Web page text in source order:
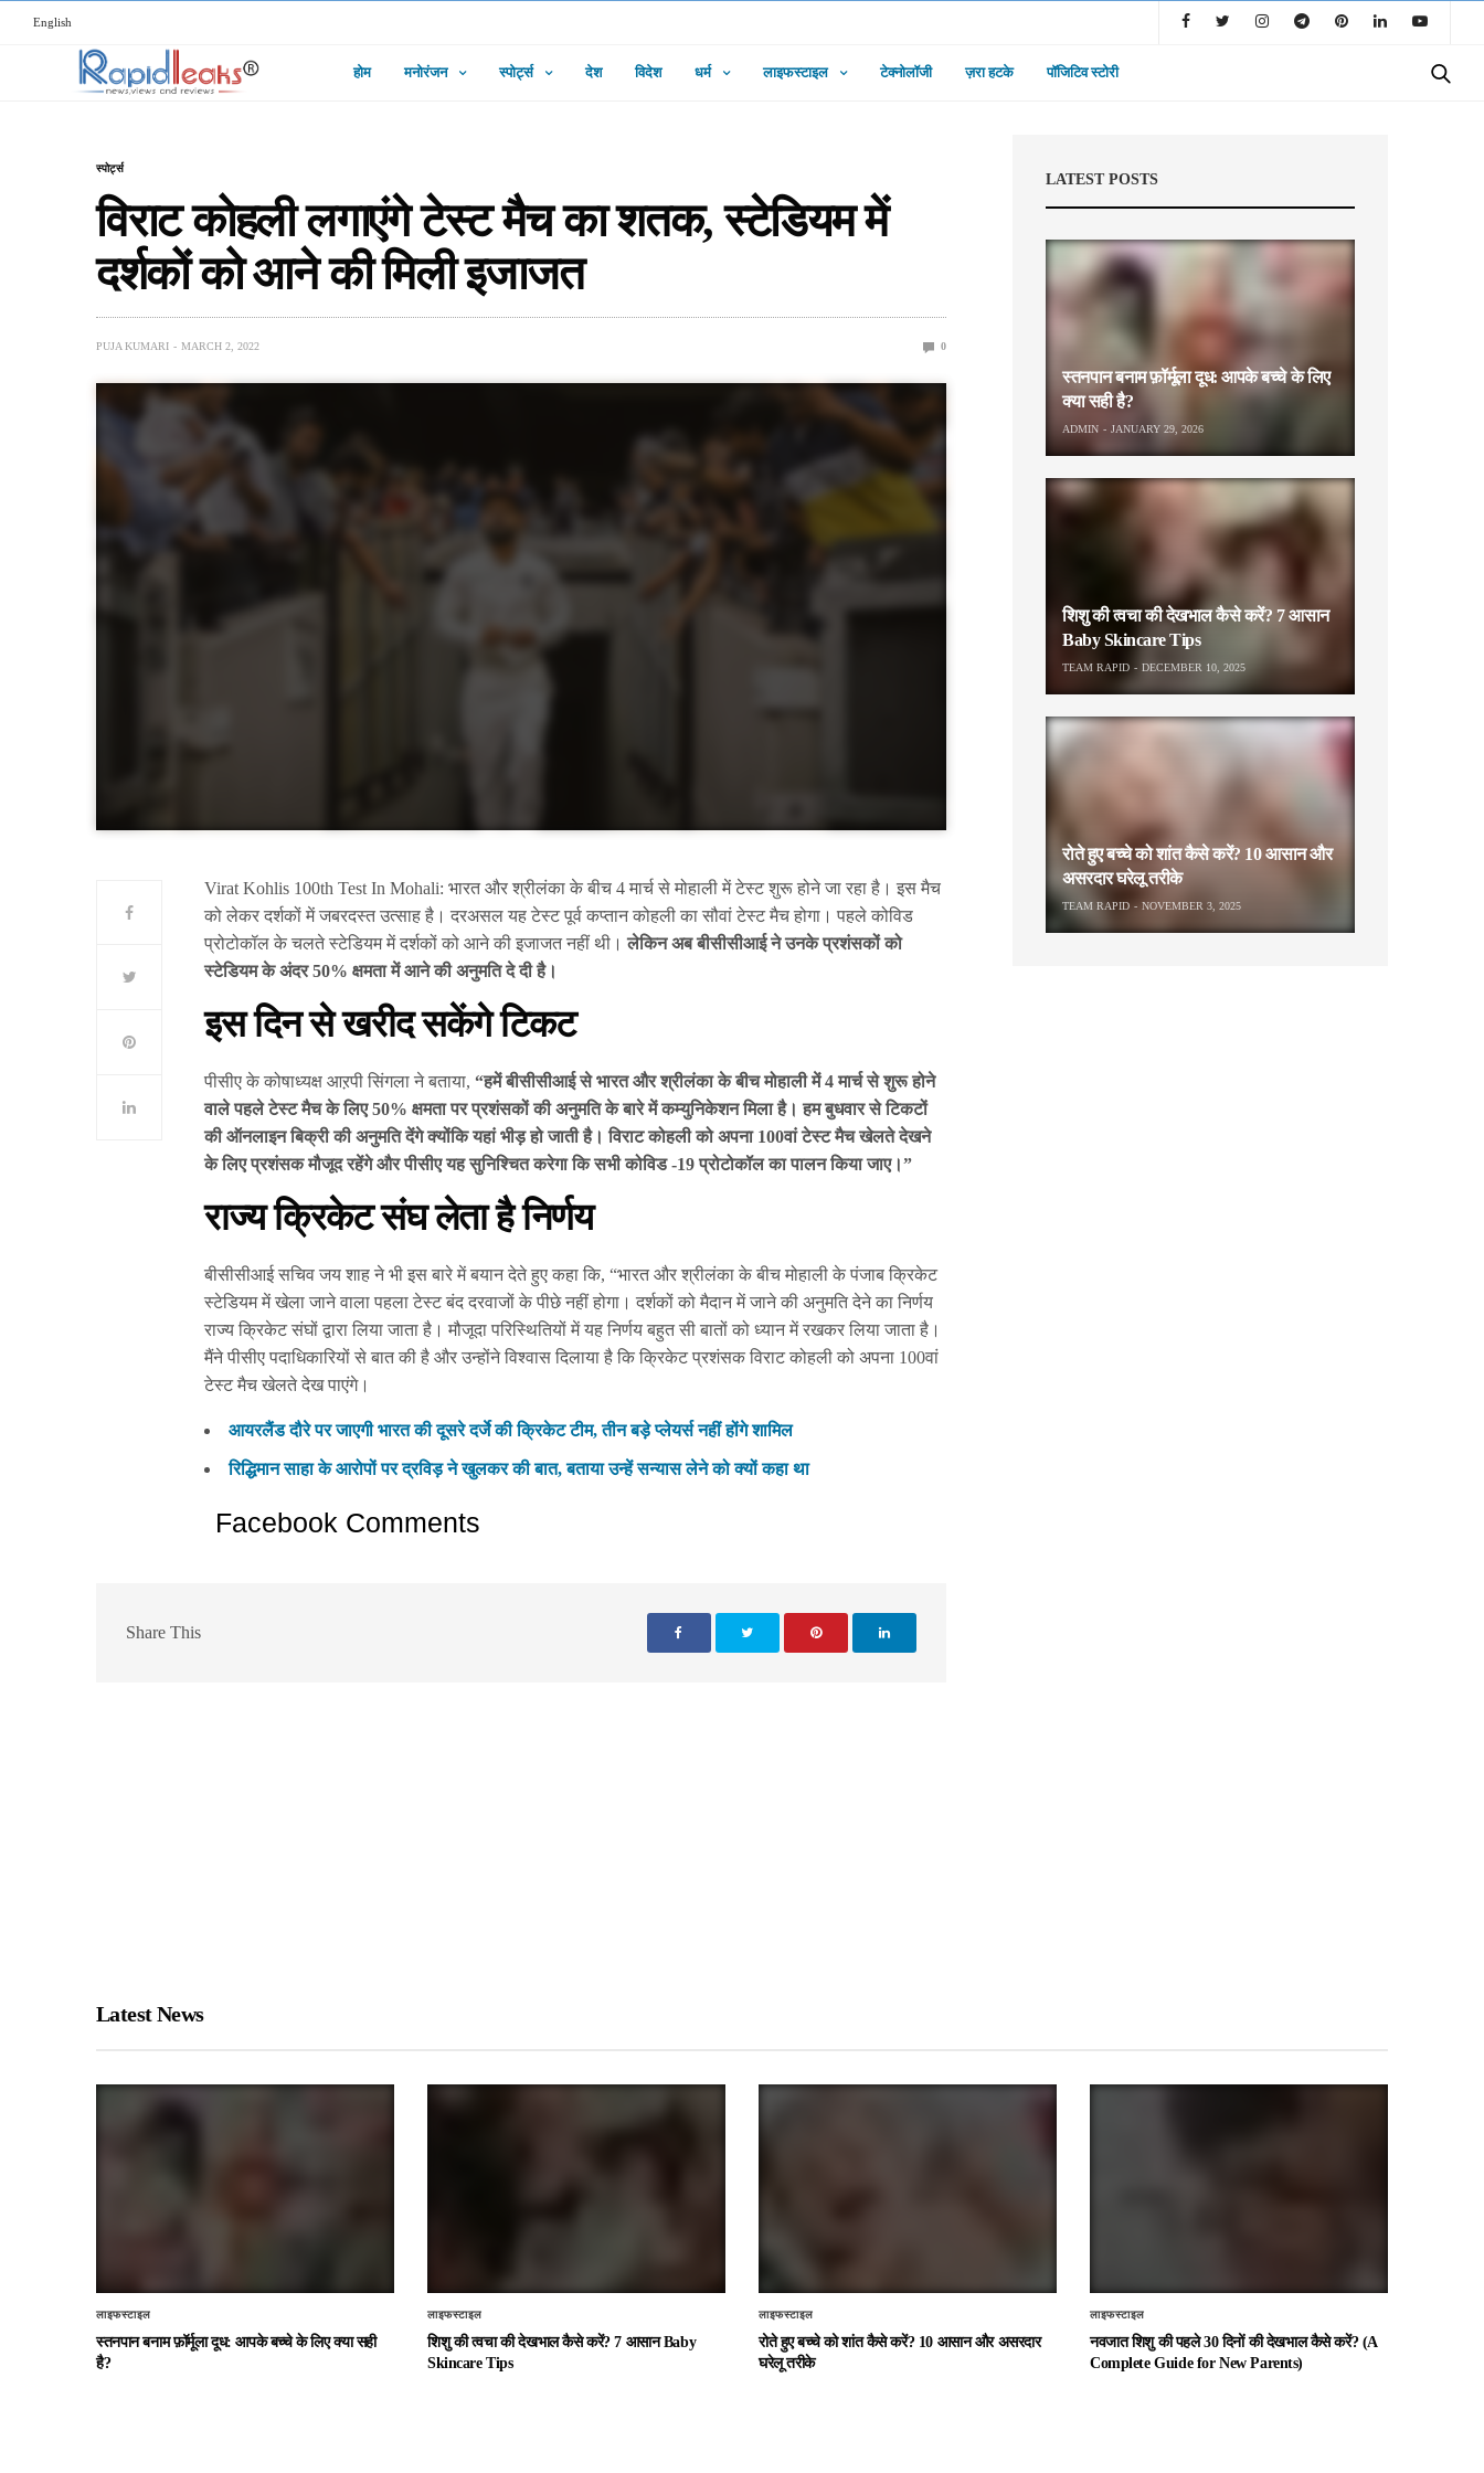
English
होम मनोरंजन स्पोर्ट्स देश विदेश धर्म लाइफस्टाइल टेक्नोलॉजी ज़रा हटके पॉजिटिव स्टोरी
स्पोर्ट्स
विराट कोहली लगाएंगे टेस्ट मैच का शतक, स्टेडियम में
दर्शकों को आने की मिली इजाजत
PUJA KUMARI MARCH 2, 2022 0
Virat Kohlis 100th Test In Mohali: भारत और श्रीलंका के बीच 4 मार्च से मोहाली में टेस्ट शुरू होने जा रहा है। इस मैच
को लेकर दर्शकों में जबरदस्त उत्साह है। दरअसल यह टेस्ट पूर्व कप्तान कोहली का सौवां टेस्ट मैच होगा। पहले कोविड
प्रोटोकॉल के चलते स्टेडियम में दर्शकों को आने की इजाजत नहीं थी।लेकिन अब बीसीसीआई ने उनके प्रशंसकों को
स्टेडियम के अंदर 50% क्षमता में आने की अनुमति दे दी है।
इस दिन से खरीद सकेंगे टिकट
पीसीए के कोषाध्यक्ष आऱपी सिंगला ने बताया,“हमें बीसीसीआई से भारत और श्रीलंका के बीच मोहाली में 4 मार्च से शुरू होने
वाले पहले टेस्ट मैच के लिए 50% क्षमता पर प्रशंसकों की अनुमति के बारे में कम्युनिकेशन मिला है। हम बुधवार से टिकटों
की ऑनलाइन बिक्री की अनुमति देंगे क्योंकि यहां भीड़ हो जाती है। विराट कोहली को अपना 100वां टेस्ट मैच खेलते देखने
के लिए प्रशंसक मौजूद रहेंगे और पीसीए यह सुनिश्चित करेगा कि सभी कोविड -19 प्रोटोकॉल का पालन किया जाए।”
राज्य क्रिकेट संघ लेता है निर्णय
बीसीसीआई सचिव जय शाह ने भी इस बारे में बयान देते हुए कहा कि, “भारत और श्रीलंका के बीच मोहाली के पंजाब क्रिकेट
स्टेडियम में खेला जाने वाला पहला टेस्ट बंद दरवाजों के पीछे नहीं होगा। दर्शकों को मैदान में जाने की अनुमति देने का निर्णय
राज्य क्रिकेट संघों द्वारा लिया जाता है। मौजूदा परिस्थितियों में यह निर्णय बहुत सी बातों को ध्यान में रखकर लिया जाता है।
मैंने पीसीए पदाधिकारियों से बात की है और उन्होंने विश्वास दिलाया है कि क्रिकेट प्रशंसक विराट कोहली को अपना 100वां
टेस्ट मैच खेलते देख पाएंगे।
आयरलैंड दौरे पर जाएगी भारत की दूसरे दर्जे की क्रिकेट टीम, तीन बड़े प्लेयर्स नहीं होंगे शामिल
रिद्धिमान साहा के आरोपों पर द्रविड़ ने खुलकर की बात, बताया उन्हें सन्यास लेने को क्यों कहा था
Facebook Comments
Share This
LATEST POSTS
स्तनपान बनाम फ़ॉर्मूला दूध: आपके बच्चे के लिए
क्या सही है?
ADMIN JANUARY 29, 2026
शिशु की त्वचा की देखभाल कैसे करें? 7 आसान
Baby Skincare Tips
TEAM RAPID DECEMBER 10, 2025
रोते हुए बच्चे को शांत कैसे करें? 10 आसान और
असरदार घरेलू तरीके
TEAM RAPID NOVEMBER 3, 2025
Latest News
लाइफस्टाइल
स्तनपान बनाम फ़ॉर्मूला दूध: आपके बच्चे के लिए क्या सही
है?
लाइफस्टाइल
शिशु की त्वचा की देखभाल कैसे करें? 7 आसान Baby
Skincare Tips
लाइफस्टाइल
रोते हुए बच्चे को शांत कैसे करें? 10 आसान और असरदार
घरेलू तरीके
लाइफस्टाइल
नवजात शिशु की पहले 30 दिनों की देखभाल कैसे करें? (A
Complete Guide for New Parents)